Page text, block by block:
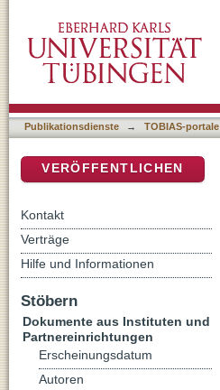
Publikationsdienste → TOBIAS-portale
VERÖFFENTLICHEN
Kontakt
Verträge
Hilfe und Informationen
Stöbern
Dokumente aus Instituten und
Partnereinrichtungen
Erscheinungsdatum
Autoren